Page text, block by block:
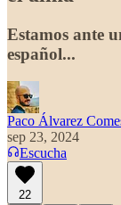
Estamos ante
español...
Paco Álvarez
sep 23, 2024
Escucha
22